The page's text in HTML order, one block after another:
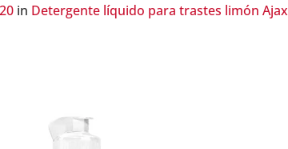
in Detergente líquido para trastes limón Ajax